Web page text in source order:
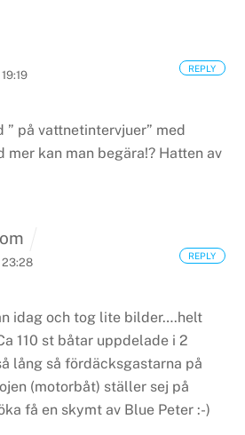
” på vattnetintervjuer” med
mer kan man begära!? Hatten av
REPLY
23:28
idag och tog lite bilder….helt
110 st båtar uppdelade i 2
lång så fördäcksgastarna på
(motorbåt) ställer sej på
få en skymt av Blue Peter :-)
REPLY